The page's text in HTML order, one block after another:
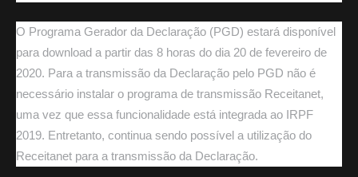
O Programa Gerador da Declaração (PGD) estará disponível
para download a partir das 8 horas do dia 20 de fevereiro de
2020. Para a transmissão da Declaração pelo PGD não é
necessário instalar o programa de transmissão Receitanet,
uma vez que essa funcionalidade está integrada ao IRPF
2019. Entretanto, continua sendo possível a utilização do
Receitanet para a transmissão da Declaração.